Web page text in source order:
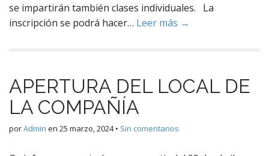
se impartirán también clases individuales. La
inscripción se podrá hacer… Leer más →
APERTURA DEL LOCAL DE
LA COMPAÑÍA
porAdmin en 25 marzo, 2024• Sin comentarios